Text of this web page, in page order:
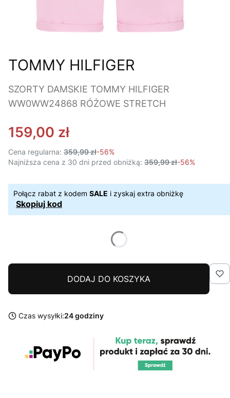
TOMMY HILFIGER
SZORTY DAMSKIE TOMMY HILFIGER
WW0WW24868 RÓŻOWE STRETCH
159,00 zł
Cena regularna: 359,99 zł-56%
Najniższa cena z 30 dni przed obniżką: 359,99 zł-56%
Połącz rabat z kodem SALE i zyskaj extra obniżkę
Skopiuj kod
DODAJ DO KOSZYKA
Czas wysyłki:24 godziny